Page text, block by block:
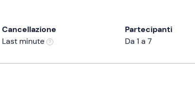
Cancellazione
Last minute
Partecipanti
Da 1 a 7